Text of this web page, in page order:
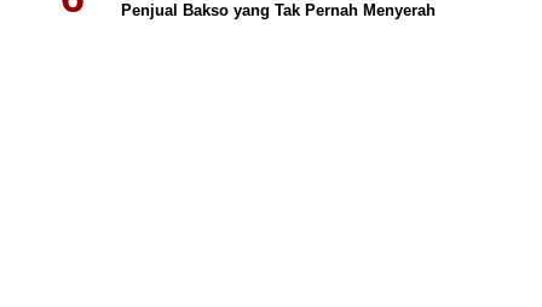
Penjual Bakso yang Tak Pernah Menyerah